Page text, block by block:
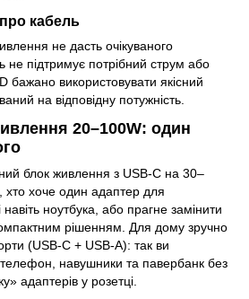
кабель
не дасть очікуваного
не підтримує потрібний струм або
бажано використовувати якісний
на відповідну потужність.
20–100W: один
блок живлення з USB‑C на 30–
хто хоче один адаптер для
ноутбука, або прагне замінити
рішенням. Для дому зручно
(USB‑C + USB‑A): так ви
навушники та павербанк без
адаптерів у розетці.